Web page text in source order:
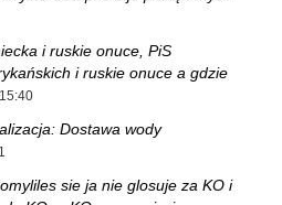
i ruskie onuce, PiS
i ruskie onuce a gdzie
Dostawa wody
sie ja nie glosuje za KO i